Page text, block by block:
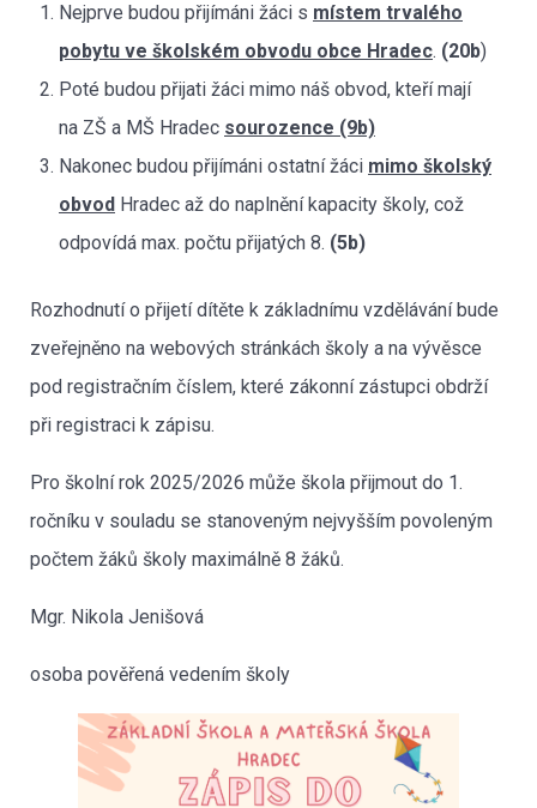
Nejprve budou přijímáni žáci s místem trvalého
pobytu ve školském obvodu obce Hradec. (20b)
Poté budou přijati žáci mimo náš obvod, kteří mají
na ZŠ a MŠ Hradec sourozence (9b)
Nakonec budou přijímáni ostatní žáci mimo školský
obvod Hradec až do naplnění kapacity školy, což
odpovídá max. počtu přijatých 8. (5b)
Rozhodnutí o přijetí dítěte k základnímu vzdělávání bude
zveřejněno na webových stránkách školy a na vývěsce
pod registračním číslem, které zákonní zástupci obdrží
při registraci k zápisu.
Pro školní rok 2025/2026 může škola přijmout do 1.
ročníku v souladu se stanoveným nejvyšším povoleným
počtem žáků školy maximálně 8 žáků.
Mgr. Nikola Jenišová
osoba pověřená vedením školy